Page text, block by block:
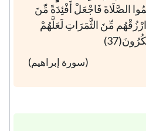
الصَّلَاةَ فَاجْعَلْ أَفْئِدَةً مِّنَ
مِّنَ الثَّمَرَاتِ لَعَلَّهُمْ
(سورة إبراهيم)